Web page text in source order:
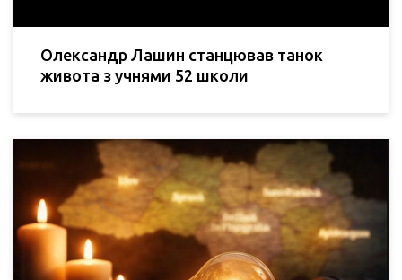
Олександр Лашин станцював танок
живота з учнями 52 школи